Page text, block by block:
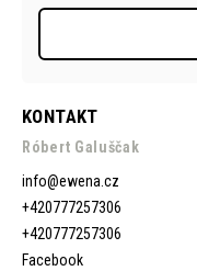
KONTAKT
Róbert Galuščak
info@ewena.cz
+420777257306
+420777257306
Facebook